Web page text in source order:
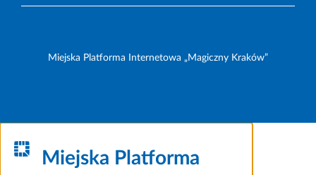
Miejska Platforma Internetowa „Magiczny Kraków”
Miejska Platforma